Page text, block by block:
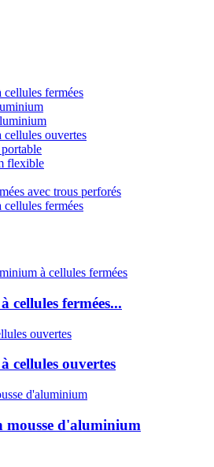
cellules fermées
cellules ouvertes
flexible
avec trous perforés
cellules fermées
cellules fermées...
cellules ouvertes
mousse d'aluminium